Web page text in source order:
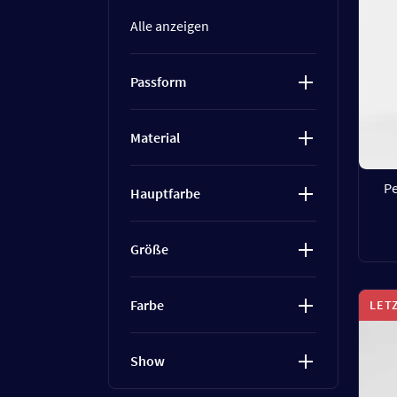
Alle anzeigen
Passform
Material
Hauptfarbe
Größe
Farbe
Show